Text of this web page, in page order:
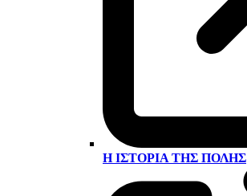
Η ΙΣΤΟΡΊΑ ΤΗΣ ΠΌΛΗΣ